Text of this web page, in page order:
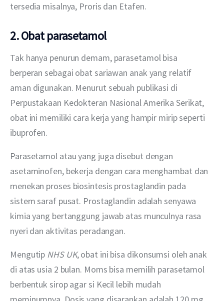
tersedia misalnya, Proris dan Etafen.
2. Obat parasetamol
Tak hanya penurun demam, parasetamol bisa
berperan sebagai obat sariawan anak yang relatif
aman digunakan. Menurut sebuah publikasi di
Perpustakaan Kedokteran Nasional Amerika Serikat,
obat ini memiliki cara kerja yang hampir mirip seperti
ibuprofen.
Parasetamol atau yang juga disebut dengan
asetaminofen, bekerja dengan cara menghambat dan
menekan proses biosintesis prostaglandin pada
sistem saraf pusat. Prostaglandin adalah senyawa
kimia yang bertanggung jawab atas munculnya rasa
nyeri dan aktivitas peradangan.
Mengutip NHS UK, obat ini bisa dikonsumsi oleh anak
di atas usia 2 bulan. Moms bisa memilih parasetamol
berbentuk sirop agar si Kecil lebih mudah